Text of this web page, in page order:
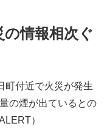
の情報相次ぐ
町付近で火災が発生
の煙が出ているとの
）